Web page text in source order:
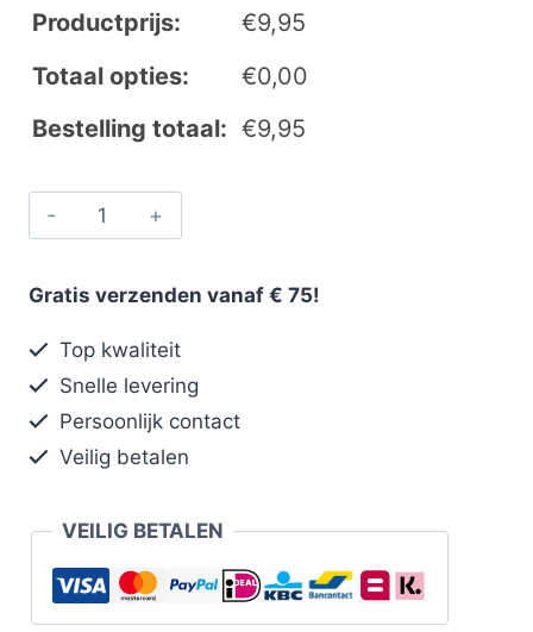
Productprijs: €9,95
Totaal opties:
€0,00
Bestelling totaal: €9,95
Gratis verzenden vanaf € 75!
Top kwaliteit
Snelle levering
Persoonlijk contact
Veilig betalen
VEILIG BETALEN